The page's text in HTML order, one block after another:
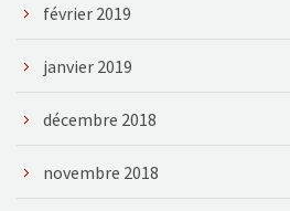
février 2019
janvier 2019
décembre 2018
novembre 2018